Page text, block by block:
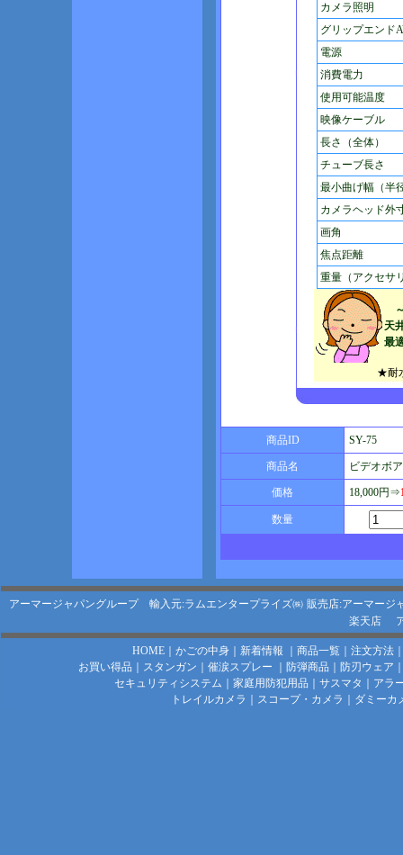
カメラ照明
グリップエンド
電源
消費電力
使用可能温度
映像ケーブル
長さ（全体）
チューブ長さ
最小曲げ幅（半
カメラヘッド外
画角
焦点距離
重量（アクセサ
天
最
★耐
商品ID SY-75
商品名 ビデオボ
価格 18,000円⇒
数量
アーマージャパングループ 輸入元:ラムエンタープライズ㈱ 販売店:アーマージ
楽天店
HOME｜ かごの中身｜ 新着情報 商品一覧｜ 注文方法
お買い得品
スタンガン 催涙スプレー 防弾商品 防刃ウェア
セキュリティシステム
家庭用防犯用品 サスマタ
アラ
トレイルカメラ
スコープ・カメラ ダミーカ